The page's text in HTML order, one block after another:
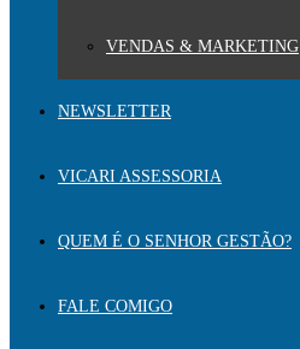
VENDAS & MARKETING
NEWSLETTER
VICARI ASSESSORIA
QUEM É O SENHOR GESTÃO?
FALE COMIGO